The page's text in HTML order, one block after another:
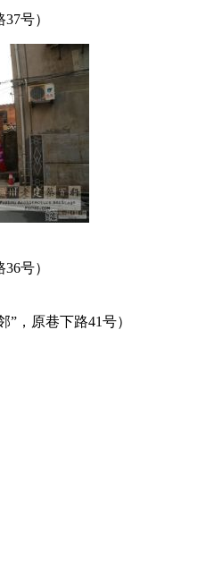
37号）
36号）
”，原巷下路41号）